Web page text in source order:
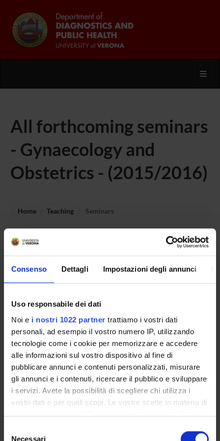
Consenso Dettagli Impostazioni degli annunci
Uso responsabile dei dati
Noi e i nostri 1022 partner trattiamo i vostri dati
personali, ad esempio il vostro numero IP, utilizzando
tecnologie come i cookie per memorizzare e accedere
alle informazioni sul vostro dispositivo al fine di
pubblicare annunci e contenuti personalizzati, misurare
gli annunci e i contenuti, ricercare il pubblico e sviluppare
i servizi. Avete la possibilità di scegliere chi utilizza i
vostri dati e per quali scopi. Le vostre scelte in materia di
privacy sono applicabili solo su questa proprietà digitale
modificare o revocare il proprio consenso in qualsiasi
Necessari
All forthcoming seminars
- Gynaecology and
Obstetrics - (2015/2016)
Home Teaching Seminars
No recent seminar found relating to teaching Gynaecology
COURSES
PHD PROGRAMMES AND POSTGRADUATE
TRAINING
People
Places
Calendar